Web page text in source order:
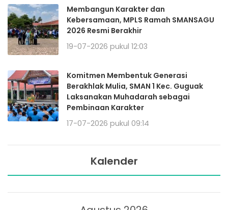
Membangun Karakter dan
Kebersamaan, MPLS Ramah SMANSAGU
2026 Resmi Berakhir
19-07-2026 pukul 12:03
Komitmen Membentuk Generasi
Berakhlak Mulia, SMAN 1 Kec. Guguak
Laksanakan Muhadarah sebagai
Pembinaan Karakter
17-07-2026 pukul 09:14
Kalender